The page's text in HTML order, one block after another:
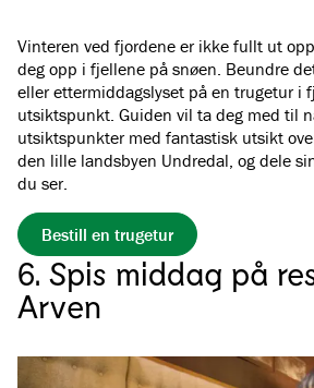
Vinteren ved fjordene er ikke fullt ut
deg opp i fjellene på snøen. Beundre
eller ettermiddagslyset på en trugetur i
utsiktspunkt. Guiden vil ta deg med til
utsiktspunkter med fantastisk utsikt
den lille landsbyen Undredal, og dele
du ser.
Bestill en trugetur
6. Spis middag på
Arven